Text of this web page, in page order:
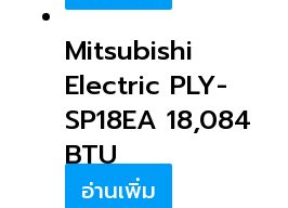
Mitsubishi
Electric PLY-
SP18EA 18,084
BTU
อ่านเพิ่ม